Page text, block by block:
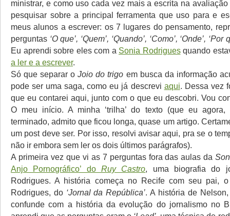
ministrar, e como uso cada vez mais a escrita na
pesquisar sobre a principal ferramenta que uso para e
meus alunos a escrever: os 7 lugares do pensamento,
perguntas ‘O que’, ‘Quem’, ‘Quando’, ‘Como’, ‘Onde’, ‘Por
Eu aprendi sobre eles com a Sonia Rodriguesquando
a ler e a escrever.
Só que separar oJoio do trigo em busca da informação
pode ser uma saga, como eu já descrevi aqui. Dessa vez
que eu contarei aqui, junto com o que eu descobri. Vou
O meu início. A minha ‘trilha’ do texto (que eu agora,
terminado, admito que ficou longa, quase um artigo.
um post deve ser. Por isso, resolvi avisar aqui, pra se o
não ir embora sem ler os dois últimos parágrafos).
A primeira vez que vi as 7 perguntas fora das aulas da
Anjo Pornográfico’ do Ruy Castro, uma biografia do
Rodrigues. A história começa no Recife com seu pai,
Rodrigues, do ‘Jornal da República’. A história de
confunde com a história da evolução do jornalismo no